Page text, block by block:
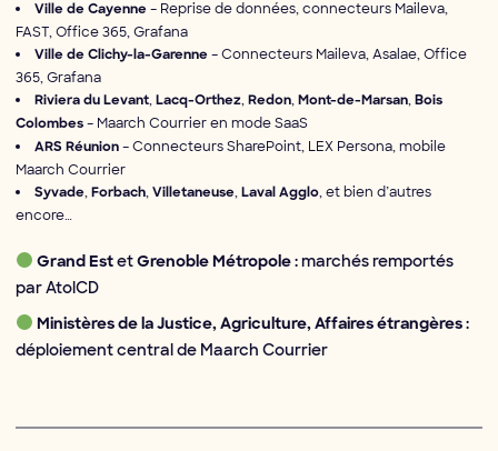
Ville de Cayenne – Reprise de données, connecteurs Maileva,
FAST, Office 365, Grafana
Ville de Clichy-la-Garenne – Connecteurs Maileva, Asalae, Office
365, Grafana
Riviera du Levant, Lacq-Orthez, Redon, Mont-de-Marsan, Bois
Colombes – Maarch Courrier en mode SaaS
ARS Réunion – Connecteurs SharePoint, LEX Persona, mobile
Maarch Courrier
Syvade, Forbach, Villetaneuse, Laval Agglo, et bien d’autres
encore…
Grand Estet Grenoble Métropole: marchés remportés
par AtolCD
Ministères de la Justice, Agriculture, Affaires étrangères:
déploiement central de Maarch Courrier